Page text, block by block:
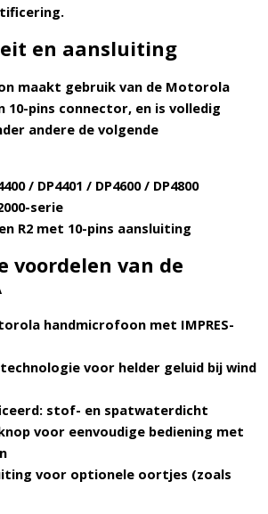
en aansluiting
maakt gebruik van de Motorola
10-pins connector, en is volledig
andere de volgende
/ DP4401 / DP4600 / DP4800
serie
R2 met 10-pins aansluiting
voordelen van de
handmicrofoon met IMPRES-
voor helder geluid bij wind
stof- en spatwaterdicht
voor eenvoudige bediening met
voor optionele oortjes (zoals